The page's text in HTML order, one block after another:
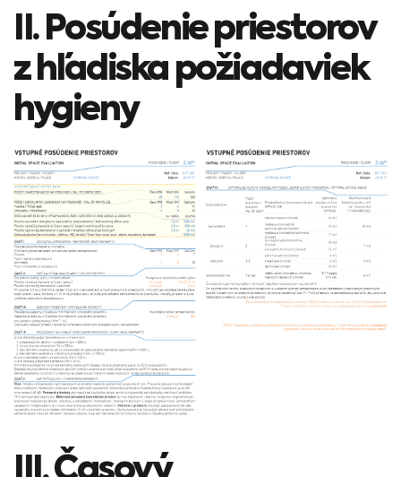
II. Posúdenie priestorov
z hľadiska požiadaviek
hygieny